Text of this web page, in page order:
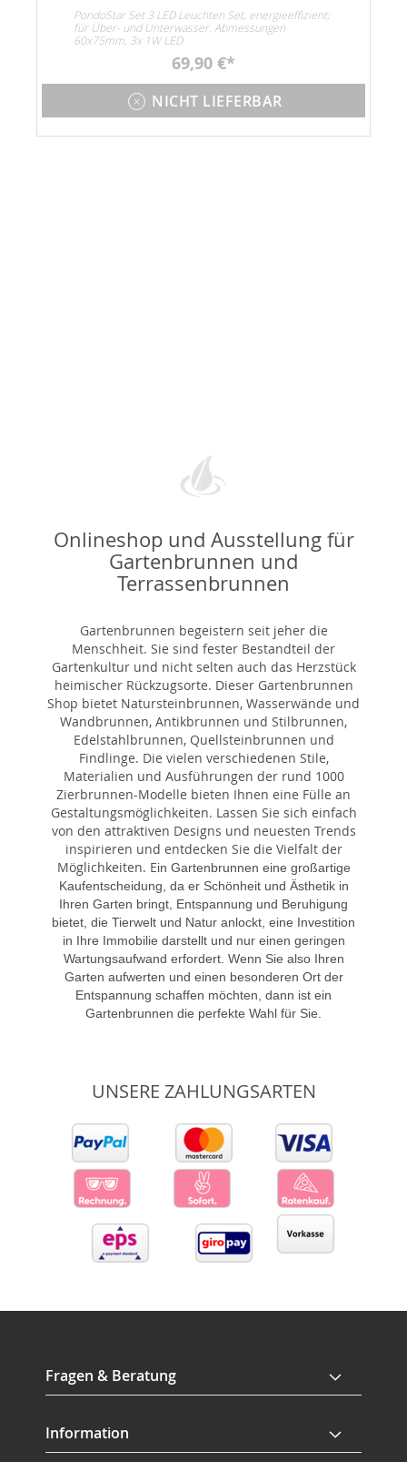
PondoStar Set 3 LED Leuchten Set, energieeffizient;
für Über- und Unterwasser. Abmessungen
60x75mm, 3x 1W LED
69,90 €
NICHT LIEFERBAR
Onlineshop und Ausstellung für
Gartenbrunnen und
Terrassenbrunnen
Gartenbrunnen begeistern seit jeher die
Menschheit. Sie sind fester Bestandteil der
Gartenkultur und nicht selten auch das Herzstück
heimischer Rückzugsorte. Dieser Gartenbrunnen
Shop bietet Natursteinbrunnen, Wasserwände und
Wandbrunnen, Antikbrunnen und Stilbrunnen,
Edelstahlbrunnen, Quellsteinbrunnen und
Findlinge. Die vielen verschiedenen Stile,
Materialien und Ausführungen der rund 1000
Zierbrunnen-Modelle bieten Ihnen eine Fülle an
Gestaltungsmöglichkeiten. Lassen Sie sich einfach
von den attraktiven Designs und neuesten Trends
inspirieren und entdecken Sie die Vielfalt der
Möglichkeiten. Ein Gartenbrunnen eine großartige
Kaufentscheidung, da er Schönheit und Ästhetik in
Ihren Garten bringt, Entspannung und Beruhigung
bietet, die Tierwelt und Natur anlockt, eine Investition
in Ihre Immobilie darstellt und nur einen geringen
Wartungsaufwand erfordert. Wenn Sie also Ihren
Garten aufwerten und einen besonderen Ort der
Entspannung schaffen möchten, dann ist ein
Gartenbrunnen die perfekte Wahl für Sie.
UNSERE ZAHLUNGSARTEN
Fragen & Beratung
Information